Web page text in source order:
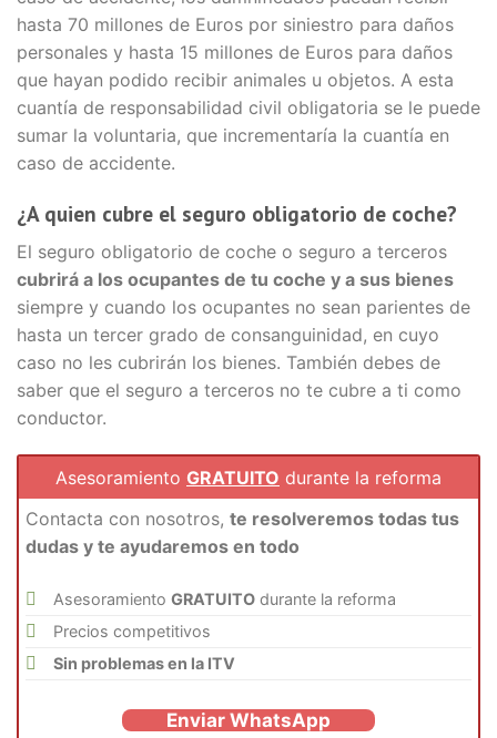
hasta 70 millones de Euros por siniestro para daños
personales y hasta 15 millones de Euros para daños
que hayan podido recibir animales u objetos. A esta
cuantía de responsabilidad civil obligatoria se le puede
sumar la voluntaria, que incrementaría la cuantía en
caso de accidente.
¿A quien cubre el seguro obligatorio de coche?
El seguro obligatorio de coche o seguro a terceros
cubrirá a los ocupantes de tu coche y a sus bienes
siempre y cuando los ocupantes no sean parientes de
hasta un tercer grado de consanguinidad, en cuyo
caso no les cubrirán los bienes. También debes de
saber que el seguro a terceros no te cubre a ti como
conductor.
Asesoramiento GRATUITO durante la reforma
Contacta con nosotros,te resolveremos todas tus
dudas y te ayudaremos en todo
AsesoramientoGRATUITO durante la reforma
Precios competitivos
Sin problemas en la ITV
Enviar WhatsApp